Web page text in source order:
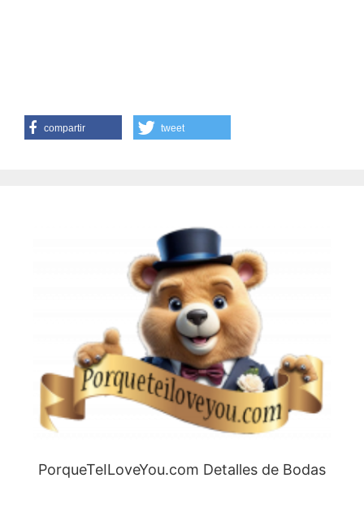
compartir tweet
PorqueTeILoveYou.com Detalles de Bodas